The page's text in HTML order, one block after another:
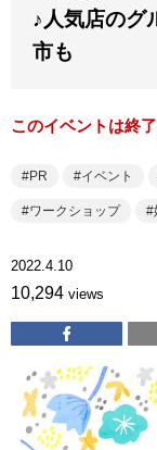
♪人気店のグ
市も
このイベントは終
PR イベント
ワークショップ
2022.4.10
10,294 views